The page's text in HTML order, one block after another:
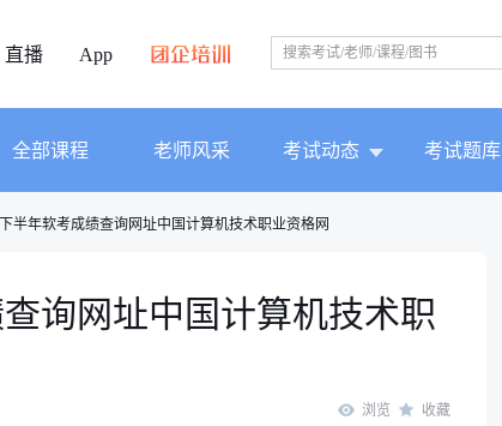
直播 App
全部课程 老师风采 考试动态 考试题库
半年软考成绩查询网址中国计算机技术职业资格网
询网址中国计算机技术职
浏览 收藏